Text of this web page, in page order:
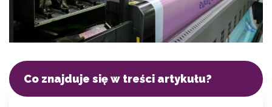
Co znajduje się w treści artykułu?
zapamiętanie informacji, które zmieniają wygląd lub
funkcjonowanie strony, np. preferowany język lub region, w
którym znajduje się użytkownik.
Statystyka
Statystyczne pliki cookie pomagają właścicielem stron